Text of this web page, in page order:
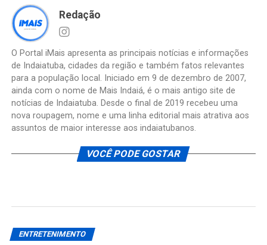
Redação
O Portal iMais apresenta as principais notícias e informações
de Indaiatuba, cidades da região e também fatos relevantes
para a população local. Iniciado em 9 de dezembro de 2007,
ainda com o nome de Mais Indaiá, é o mais antigo site de
notícias de Indaiatuba. Desde o final de 2019 recebeu uma
nova roupagem, nome e uma linha editorial mais atrativa aos
assuntos de maior interesse aos indaiatubanos.
VOCÊ PODE GOSTAR
ENTRETENIMENTO